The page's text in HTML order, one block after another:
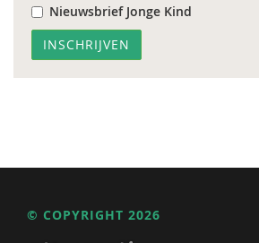
Nieuwsbrief Jonge Kind
© COPYRIGHT 2026